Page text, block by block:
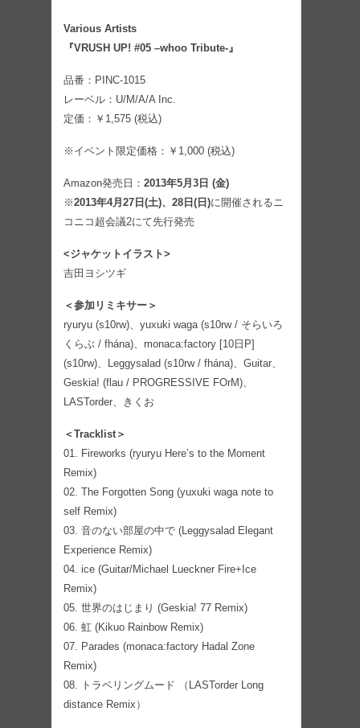
Various Artists
『VRUSH UP! #05 –whoo Tribute-』
品番：PINC-1015
レーベル：U/M/A/A Inc.
定価：￥1,575 (税込)
※イベント限定価格：￥1,000 (税込)
Amazon発売日： 2013年5月3日 (金)
※2013年4月27日(土)、28日(日)に開催されるニ
コニコ超会議2にて先行発売
<ジャケットイラスト>
吉田ヨシツギ
＜参加リミキサー＞
ryuryu (s10rw)、yuxuki waga (s10rw / そらいろ
くらぶ / fhána)、monaca:factory [10日P]
(s10rw)、Leggysalad (s10rw / fhána)、Guitar、
Geskia! (flau / PROGRESSIVE FOrM)、
LASTorder、きくお
＜Tracklist＞
01. Fireworks (ryuryu Here’s to the Moment
Remix)
02. The Forgotten Song (yuxuki waga note to
self Remix)
03. 音のない部屋の中で (Leggysalad Elegant
Experience Remix)
04. ice (Guitar/Michael Lueckner Fire+Ice
Remix)
05. 世界のはじまり (Geskia! 77 Remix)
06. 虹 (Kikuo Rainbow Remix)
07. Parades (monaca:factory Hadal Zone
Remix)
08. トラベリングムード （LASTorder Long
distance Remix）